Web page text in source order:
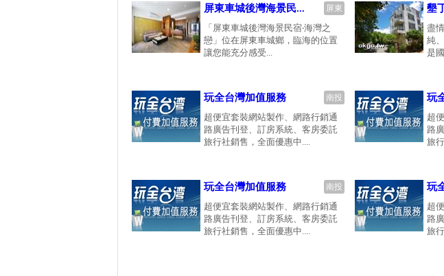
屏東
屏東車城後灣海景民...
「屏東車城後灣海景民宿‧海灣之
戀」位在屏東車城鄉，臨海的位置
讓您能充分感受...
墾
盡
純
是
南投
玩全台灣加值服務
超便宜套裝網站製作、網路行銷通
路廣告刊登、訂房系統、客房委託
旅行社銷售，全面優惠中....
玩
超
路
旅
南投
玩全台灣加值服務
超便宜套裝網站製作、網路行銷通
路廣告刊登、訂房系統、客房委託
旅行社銷售，全面優惠中....
玩
超
路
旅